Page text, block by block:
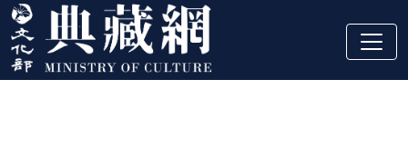
跳到主要內容
:::